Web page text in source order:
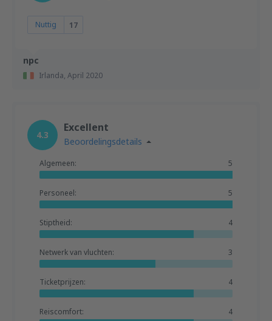
npc
Irlanda, April 2020
Nuttig 17
4.3
Excellent
Beoordelingsdetails
Algemeen: 5
Personeel: 5
Stiptheid: 4
Netwerk van vluchten: 3
Ticketprijzen: 4
Reiscomfort: 4